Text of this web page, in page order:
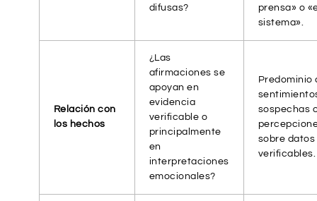
difusas?
prensa» o
sistema».
Relación con
los hechos
¿Las
afirmaciones se
apoyan en
evidencia
verificable o
principalmente
en
interpretaciones
emocionales?
Predominio
sospechas
sobre datos
verificables.